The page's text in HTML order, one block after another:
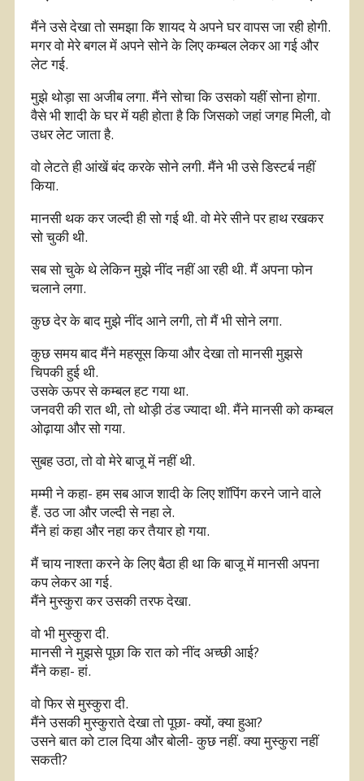
मैंने उसे देखा तो समझा कि शायद ये अपने घर वापस जा रही होगी.
मगर वो मेरे बगल में अपने सोने के लिए कम्बल लेकर आ गई और
लेट गई.
मुझे थोड़ा सा अजीब लगा. मैंने सोचा कि उसको यहीं सोना होगा.
वैसे भी शादी के घर में यही होता है कि जिसको जहां जगह मिली, वो
उधर लेट जाता है.
वो लेटते ही आंखें बंद करके सोने लगी. मैंने भी उसे डिस्टर्ब नहीं
किया.
मानसी थक कर जल्दी ही सो गई थी. वो मेरे सीने पर हाथ रखकर
सो चुकी थी.
सब सो चुके थे लेकिन मुझे नींद नहीं आ रही थी. मैं अपना फोन
चलाने लगा.
कुछ देर के बाद मुझे नींद आने लगी, तो मैं भी सोने लगा.
कुछ समय बाद मैंने महसूस किया और देखा तो मानसी मुझसे
चिपकी हुई थी.
उसके ऊपर से कम्बल हट गया था.
जनवरी की रात थी, तो थोड़ी ठंड ज्यादा थी. मैंने मानसी को कम्बल
ओढ़ाया और सो गया.
सुबह उठा, तो वो मेरे बाजू में नहीं थी.
मम्मी ने कहा- हम सब आज शादी के लिए शॉपिंग करने जाने वाले
हैं. उठ जा और जल्दी से नहा ले.
मैंने हां कहा और नहा कर तैयार हो गया.
मैं चाय नाश्ता करने के लिए बैठा ही था कि बाजू में मानसी अपना
कप लेकर आ गई.
मैंने मुस्कुरा कर उसकी तरफ देखा.
वो भी मुस्कुरा दी.
मानसी ने मुझसे पूछा कि रात को नींद अच्छी आई?
मैंने कहा- हां.
वो फिर से मुस्कुरा दी.
मैंने उसकी मुस्कुराते देखा तो पूछा- क्यों, क्या हुआ?
उसने बात को टाल दिया और बोली- कुछ नहीं. क्या मुस्कुरा नहीं
सकती?